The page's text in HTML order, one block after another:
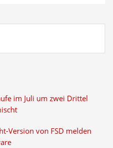
im Juli um zwei Drittel
Version von FSD melden